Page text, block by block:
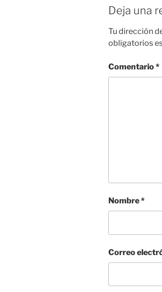
Deja una
Tu dirección
obligatorios
Comentario*
Nombre*
Correo